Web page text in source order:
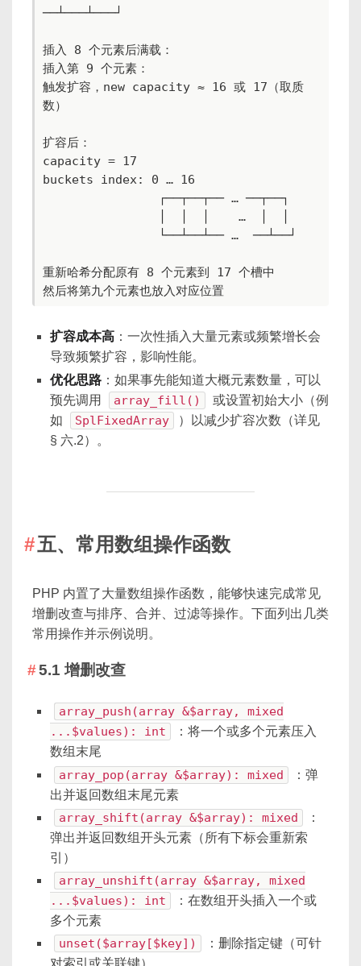
──┴───┴───┘
插入 8 个元素后满载：
插入第 9 个元素：
触发扩容，new capacity ≈ 16 或 17（取质
数）
扩容后：
capacity = 17
buckets index: 0 … 16
重新哈希分配原有 8 个元素到 17 个槽中
然后将第九个元素也放入对应位置
扩容成本高 ：一次性插入大量元素或频繁增长会
导致频繁扩容，影响性能。
优化思路 ：如果事先能知道大概元素数量，可以
预先调用
array_fill()
或设置初始大小（例
如
SplFixedArray
）以减少扩容次数（详见
§ 六.2）。
五、常用数组操作函数
PHP 内置了大量数组操作函数，能够快速完成常见
增删改查与排序、合并、过滤等操作。下面列出几类
常用操作并示例说明。
5.1 增删改查
array_push(array &$array, mixed
...$values): int
：将一个或多个元素压入
数组末尾
array_pop(array &$array): mixed
：弹
出并返回数组末尾元素
array_shift(array &$array): mixed
：
弹出并返回数组开头元素（所有下标会重新索
引）
array_unshift(array &$array, mixed
...$values): int
：在数组开头插入一个或
多个元素
unset($array[$key])
：删除指定键（可针
对索引或关联键）